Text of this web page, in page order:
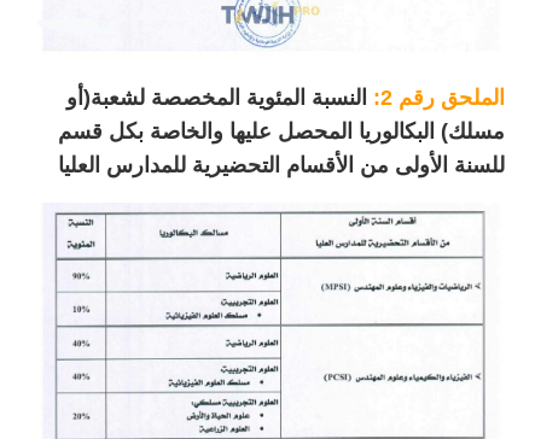
الملحق رقم 2:
النسبة المئوية المخصصة لشعبة(أو
مسلك) البكالوريا المحصل عليها والخاصة بكل قسم
للسنة الأولى من الأقسام التحضيرية للمدارس العليا